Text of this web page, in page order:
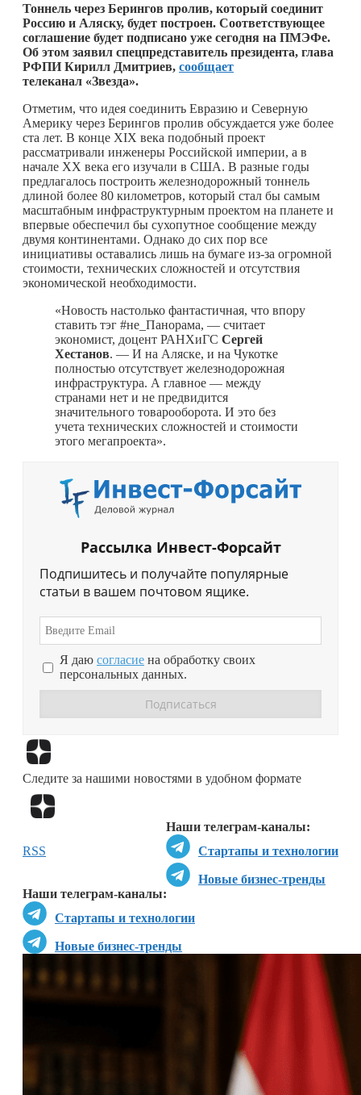
Тоннель через Берингов пролив, который соединит
Россию и Аляску, будет построен. Соответствующее
соглашение будет подписано уже сегодня на ПМЭФе.
Об этом заявил спецпредставитель президента, глава
РФПИ Кирилл Дмитриев, сообщает
телеканал «Звезда».
Отметим, что идея соединить Евразию и Северную
Америку через Берингов пролив обсуждается уже более
ста лет. В конце XIX века подобный проект
рассматривали инженеры Российской империи, а в
начале XX века его изучали в США. В разные годы
предлагалось построить железнодорожный тоннель
длиной более 80 километров, который стал бы самым
масштабным инфраструктурным проектом на планете и
впервые обеспечил бы сухопутное сообщение между
двумя континентами. Однако до сих пор все
инициативы оставались лишь на бумаге из-за огромной
стоимости, технических сложностей и отсутствия
экономической необходимости.
«Новость настолько фантастичная, что впору
ставить тэг #не_Панорама, — считает
экономист, доцент РАНХиГС Сергей
Хестанов. — И на Аляске, и на Чукотке
полностью отсутствует железнодорожная
инфраструктура. А главное — между
странами нет и не предвидится
значительного товарооборота. И это без
учета технических сложностей и стоимости
этого мегапроекта».
Рассылка Инвест-Форсайт
Подпишитесь и получайте популярные
статьи в вашем почтовом ящике.
Я даю согласие на обработку своих
персональных данных.
Следите за нашими новостями в удобном формате
Наши телеграм-каналы:
Стартапы и технологии
Новые бизнес-тренды
Наши телеграм-каналы:
Стартапы и технологии
Новые бизнес-тренды
RSS